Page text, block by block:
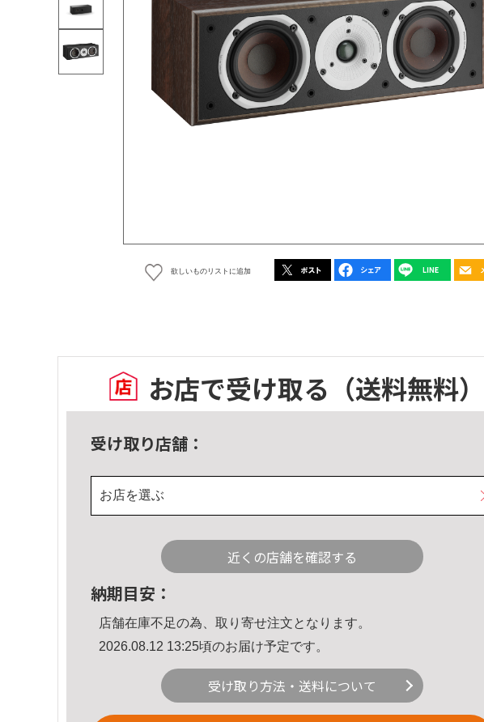
欲しいものリストに追加
お店で受け取る （送料無料）
受け取り店舗：
お店を選ぶ
近くの店舗を確認する
納期目安：
店舗在庫不足の為、取り寄せ注文となります。
2026.08.12 13:25頃のお届け予定です。
受け取り方法・送料について